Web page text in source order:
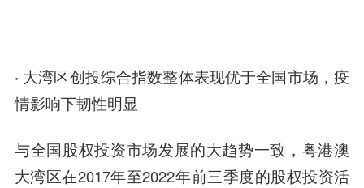
· 大湾区创投综合指数整体表现优于全国市场，疫
情影响下韧性明显
与全国股权投资市场发展的大趋势一致，粤港澳
大湾区在2017年至2022年前三季度的股权投资活